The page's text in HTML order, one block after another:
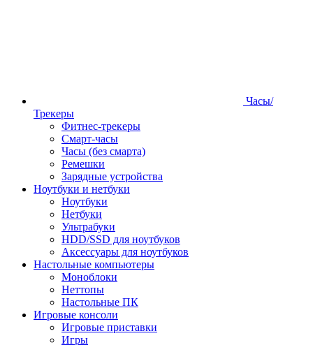
Часы/
Трекеры
Фитнес-трекеры
Смарт-часы
Часы (без смарта)
Ремешки
Зарядные устройства
Ноутбуки и нетбуки
Ноутбуки
Нетбуки
Ультрабуки
HDD/SSD для ноутбуков
Аксессуары для ноутбуков
Настольные компьютеры
Моноблоки
Неттопы
Настольные ПК
Игровые консоли
Игровые приставки
Игры